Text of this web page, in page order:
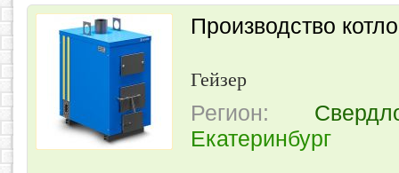
Производство
Гейзер
Регион:
Екатеринбург